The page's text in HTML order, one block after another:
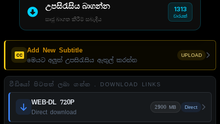
උපසිරැසිය බාගන්න
සෘජු බාගත කිරීම් සබැඳිය
1313
වාරයක්
Add New Subtitle
මෙයට අලුත් උපසිරැසිය ඇතුල් කරන්න
UPLOAD
වීඩියෝ පිටපත් ලබා ගන්න . DOWNLOAD LINKS
WEB-DL 720P
Direct download
2900 MB Direct